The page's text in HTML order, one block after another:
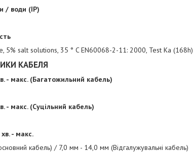
/ води (IP)
5% salt solutions, 35 ° C EN60068-2-11: 2000, Test Ka (168h)
КАБЕЛЯ
- макс. (Багатожильний кабель)
- макс. (Суцільний кабель)
- макс.
кабель) / 7,0 мм - 14,0 мм (Відгалужувальні кабель)